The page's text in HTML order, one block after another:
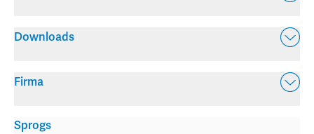
Downloads
Firma
Sprogs